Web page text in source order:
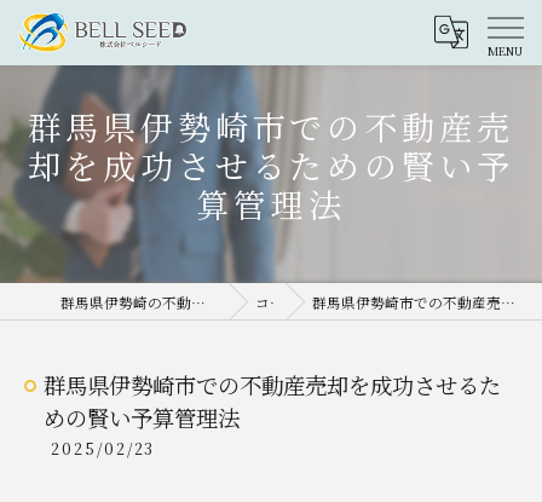
群馬県伊勢崎市での不動産売
却を成功させるための賢い予
算管理法
群馬県伊勢崎の不動産売却なら株式会社ベルシード コラム 群馬県伊勢崎市での不動産売却を成功させるための賢い予算管理法
群馬県伊勢崎市での不動産売却を成功させるた
めの賢い予算管理法
2025/02/23